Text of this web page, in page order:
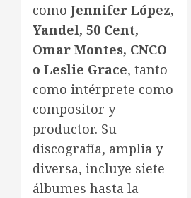
como Jennifer López,
Yandel, 50 Cent,
Omar Montes, CNCO
o Leslie Grace, tanto
como intérprete como
compositor y
productor. Su
discografía, amplia y
diversa, incluye siete
álbumes hasta la